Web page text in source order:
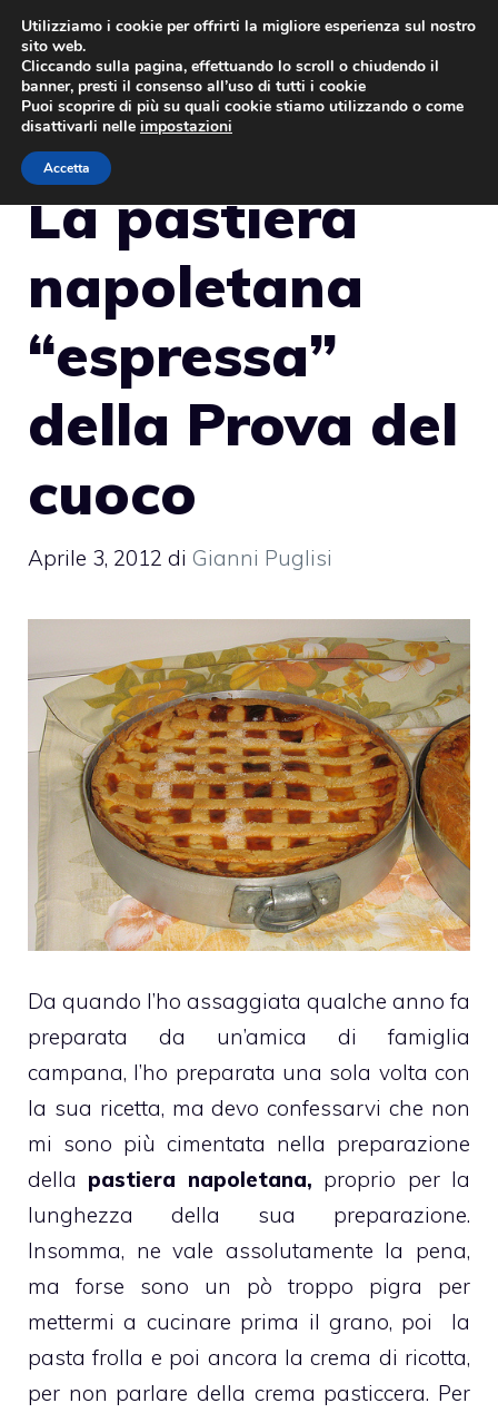
Vai
contenuto
La pastiera
napoletana
“espressa”
della Prova del
cuoco
Aprile 3, 2012 di Gianni Puglisi
Da quando l’ho assaggiata qualche anno fa
preparata da un’amica di famiglia
campana, l’ho preparata una sola volta con
la sua ricetta, ma devo confessarvi che non
mi sono più cimentata nella preparazione
della pastiera napoletana, proprio per la
lunghezza della sua preparazione.
Insomma, ne vale assolutamente la pena,
ma forse sono un pò troppo pigra per
mettermi a cucinare prima il grano, poi la
pasta frolla e poi ancora la crema di ricotta,
per non parlare della crema pasticcera. Per
Utilizziamo i cookie per offrirti la migliore esperienza sul nostro
sito web.
Cliccando sulla pagina, effettuando lo scroll o chiudendo il
banner, presti il consenso all’uso di tutti i cookie
Puoi scoprire di più su quali cookie stiamo utilizzando o come
disattivarli nelle impostazioni
Accetta